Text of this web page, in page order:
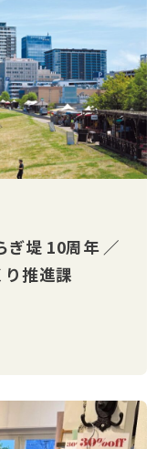
ぎ堤 10周年 ／
推進課